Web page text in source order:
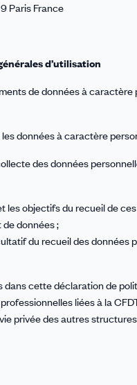
Paris France
d’utilisation
de données à
les données à caractère
des données
les objectifs du recueil de
données ;
du recueil des données
cette déclaration de
liées à la
privée des autres